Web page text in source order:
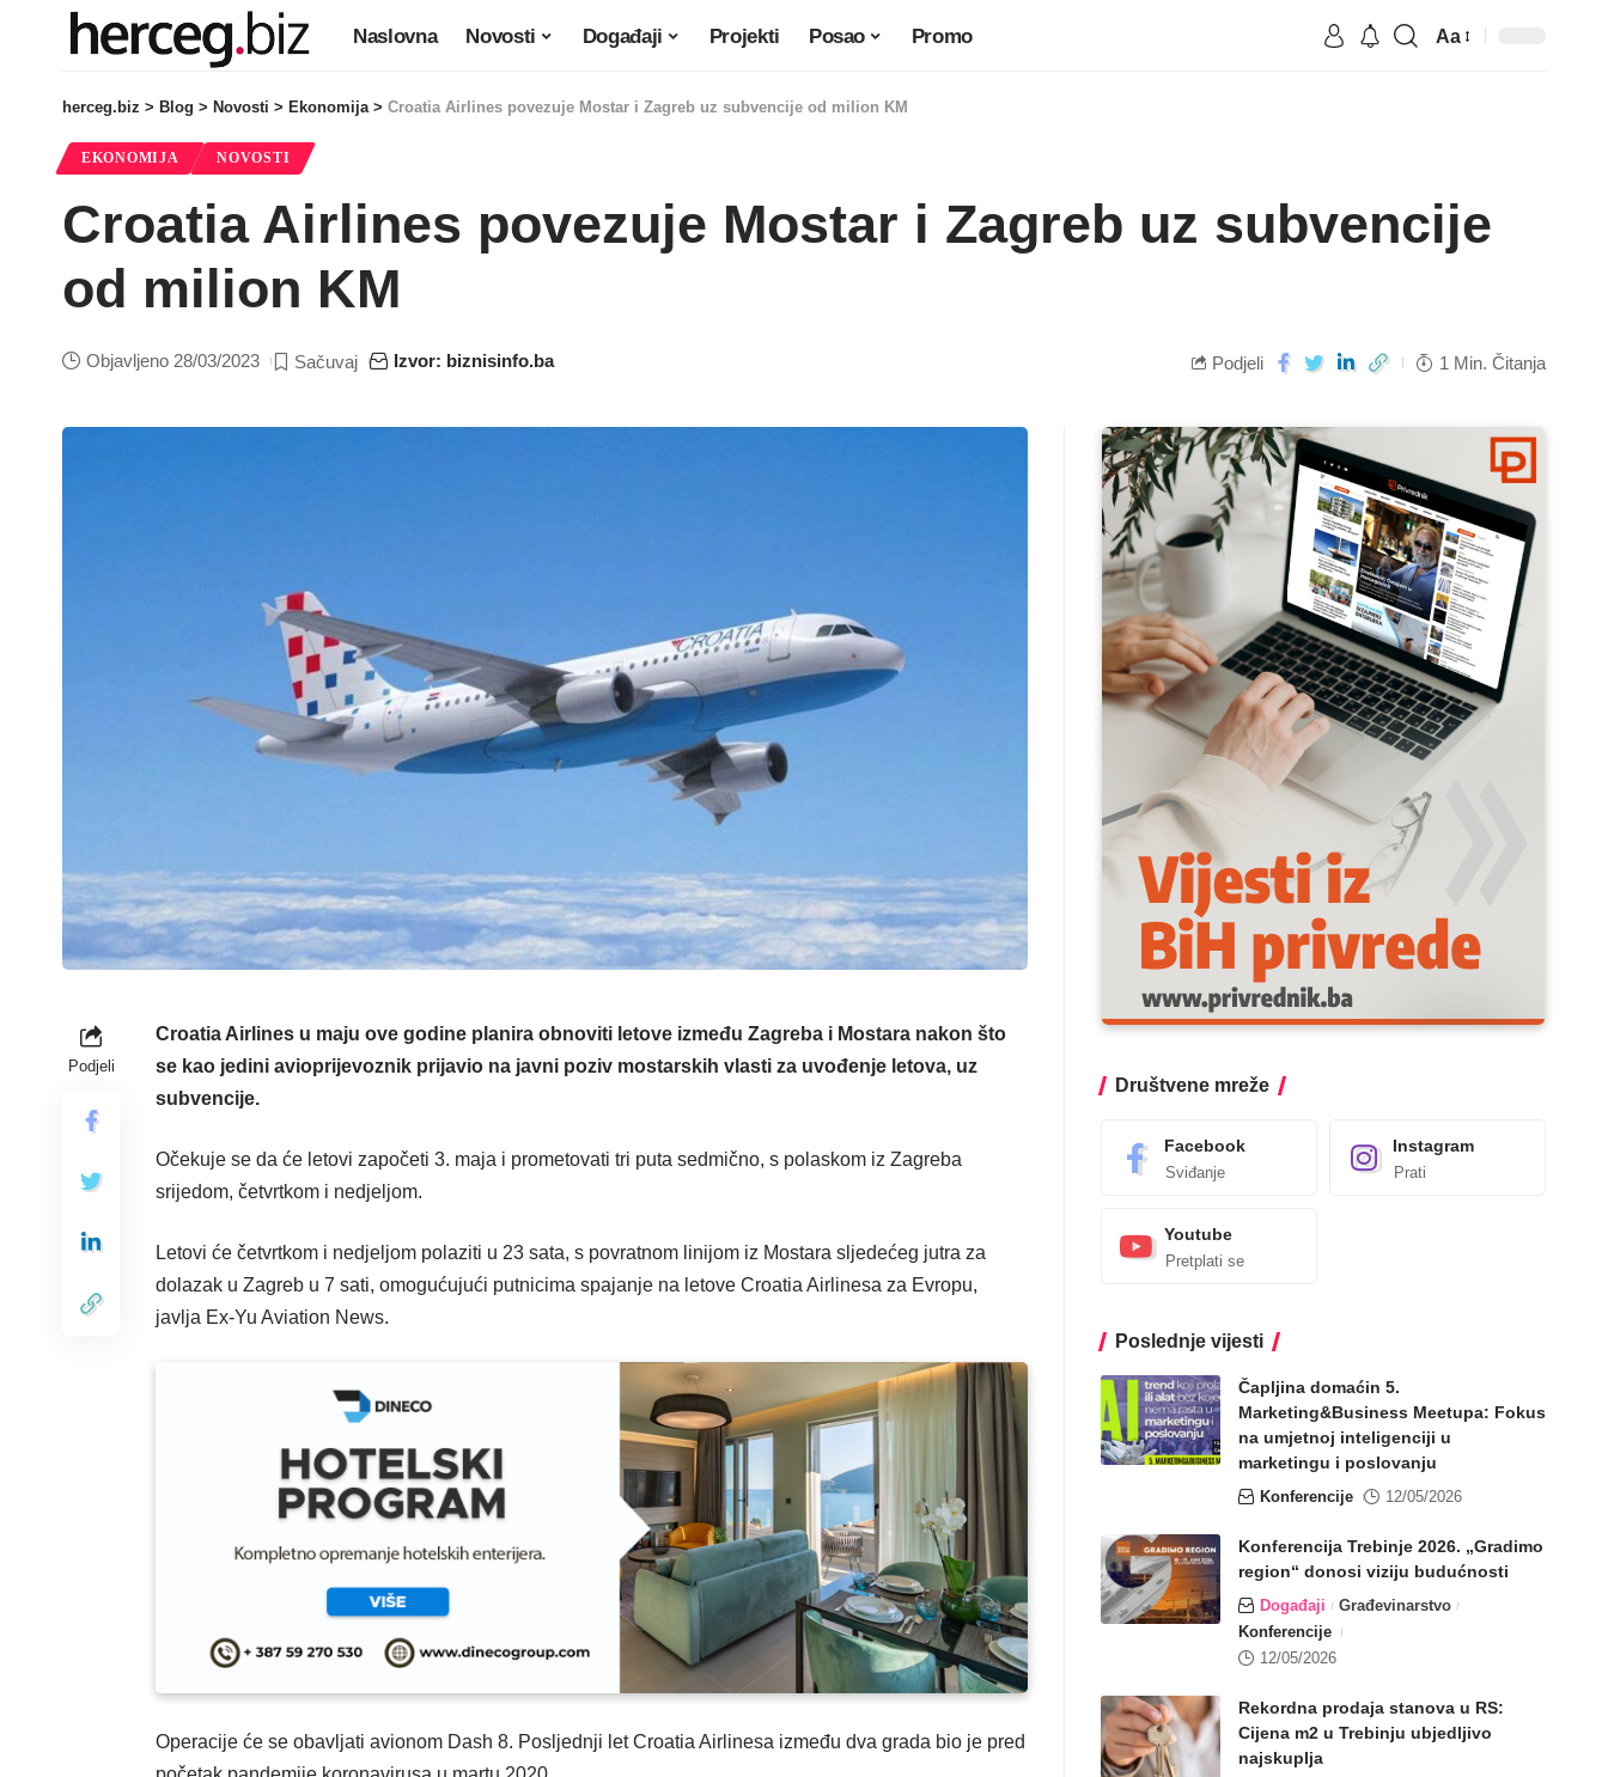
Naslovna Novosti Događaji Projekti Posao Promo Aa
herceg.biz > Blog > Novosti > Ekonomija> Croatia Airlines povezuje Mostar i Zagreb uz subvencije od milion KM
EKONOMIJA NOVOSTI
Croatia Airlines povezuje Mostar i Zagreb uz subvencije
od milion KM
Objavljeno 28/03/2023 Izvor: biznisinfo.ba Podjeli 1 Min. Čitanja
Podjeli
Croatia Airlines u maju ove godine planira obnoviti letove između Zagreba i Mostara nakon što
se kao jedini avioprijevoznik prijavio na javni poziv mostarskih vlasti za uvođenje letova, uz
subvencije.
Očekuje se da će letovi započeti 3. maja i prometovati tri puta sedmično, s polaskom iz Zagreba
srijedom, četvrtkom i nedjeljom.
Letovi će četvrtkom i nedjeljom polaziti u 23 sata, s povratnom linijom iz Mostara sljedećeg jutra za
dolazak u Zagreb u 7 sati, omogućujući putnicima spajanje na letove Croatia Airlinesa za Evropu,
javlja Ex-Yu Aviation News.
Operacije će se obavljati avionom Dash 8. Posljednji let Croatia Airlinesa između dva grada bio je pred
Društvene mreže
Facebook
Sviđanje
Instagram
Prati
Youtube
Pretplati se
Poslednje vijesti
Čapljina domaćin 5.
Marketing&Business Meetupa: Fokus
na umjetnoj inteligenciji u
marketingu i poslovanju
Konferencije 12/05/2026
Konferencija Trebinje 2026. „Gradimo
region“ donosi viziju budućnosti
Događaji
Građevinarstvo
Konferencije
12/05/2026
Rekordna prodaja stanova u RS:
Cijena m2 u Trebinju ubjedljivo
najskuplja